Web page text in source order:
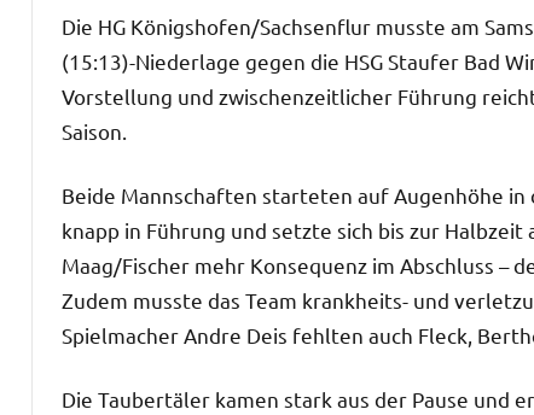
Die HG Königshofen/Sachsenflur musste am
(15:13)-Niederlage gegen die HSG Staufer Bad
Vorstellung und zwischenzeitlicher Führung
Saison.
Beide Mannschaften starteten auf Augenhöhe
knapp in Führung und setzte sich bis zur
Maag/Fischer mehr Konsequenz im Abschluss –
Zudem musste das Team krankheits- und
Spielmacher Andre Deis fehlten auch Fleck,
Die Taubertäler kamen stark aus der Pause und